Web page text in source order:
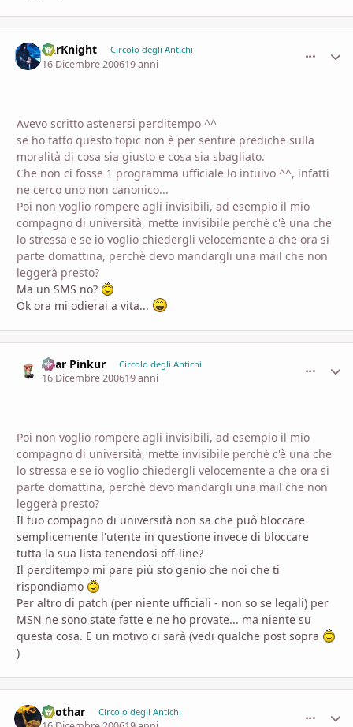
DarKnight Circolo degli Antichi
16 Dicembre 200619 anni
Avevo scritto astenersi perditempo ^^
se ho fatto questo topic non è per sentire prediche sulla
moralità di cosa sia giusto e cosa sia sbagliato.
Che non ci fosse 1 programma ufficiale lo intuivo ^^, infatti
ne cerco uno non canonico...
Poi non voglio rompere agli invisibili, ad esempio il mio
compagno di università, mette invisibile perchè c'è una che
lo stressa e se io voglio chiedergli velocemente a che ora si
parte domattina, perchè devo mandargli una mail che non
leggerà presto?
Ma un SMS no?
Ok ora mi odierai a vita...
Azar Pinkur Circolo degli Antichi
16 Dicembre 200619 anni
Poi non voglio rompere agli invisibili, ad esempio il mio
compagno di università, mette invisibile perchè c'è una che
lo stressa e se io voglio chiedergli velocemente a che ora si
parte domattina, perchè devo mandargli una mail che non
leggerà presto?
Il tuo compagno di università non sa che può bloccare
semplicemente l'utente in questione invece di bloccare
tutta la sua lista tenendosi off-line?
Il perditempo mi pare più sto genio che noi che ti
rispondiamo
Per altro di patch (per niente ufficiali - non so se legali) per
MSN ne sono state fatte e ne ho provate... ma niente su
questa cosa. E un motivo ci sarà (vedi qualche post sopra
)
Azothar Circolo degli Antichi